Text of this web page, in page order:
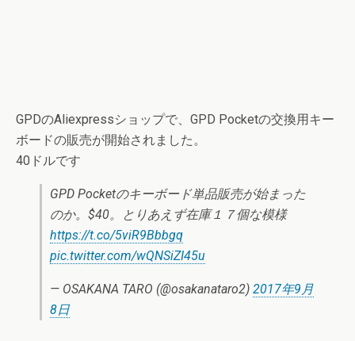
GPDのAliexpressショップで、GPD Pocketの交換用キー
ボードの販売が開始されました。
40ドルです
GPD Pocketのキーボード単品販売が始まった
のか。$40。とりあえず在庫１７個な模様
https://t.co/5viR9Bbbgq
pic.twitter.com/wQNSiZI45u
— OSAKANA TARO (@osakanataro2) 2017年9月
8日